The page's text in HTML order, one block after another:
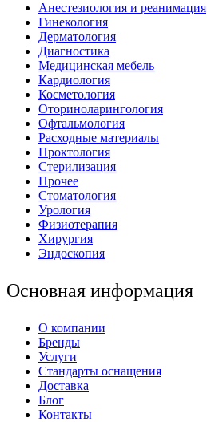
Анестезиология и реанимация
Гинекология
Дерматология
Диагностика
Медицинская мебель
Кардиология
Косметология
Оториноларингология
Офтальмология
Расходные материалы
Проктология
Стерилизация
Прочее
Стоматология
Урология
Физиотерапия
Хирургия
Эндоскопия
Основная информация
О компании
Бренды
Услуги
Стандарты оснащения
Доставка
Блог
Контакты